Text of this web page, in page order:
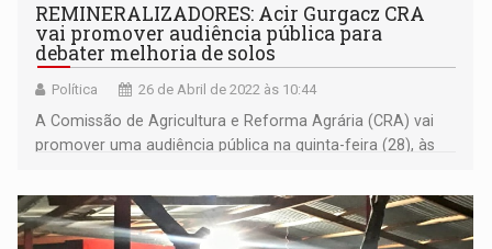
REMINERALIZADORES: Acir Gurgacz CRA
vai promover audiência pública para
debater melhoria de solos
Política 26 de Abril de 2022 às 10:44
A Comissão de Agricultura e Reforma Agrária (CRA) vai
promover uma audiência pública na quinta-feira (28), às
alternativa de manejo e uso de solos